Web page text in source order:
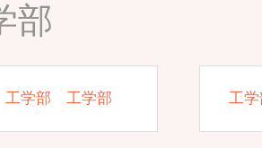
部
工学部 工学部 工